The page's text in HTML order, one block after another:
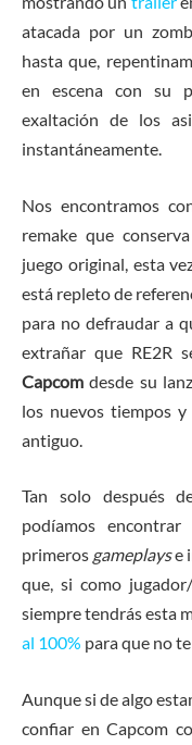
atacada por un
hasta que,
en escena con su
exaltación de los
instantáneamente.
Nos encontramos
remake que
juego original, esta
está repleto de
para no defraudar a
extrañar que RE2R
Capcom desde su
los nuevos tiempos
antiguo.
Tan solo después
podíamos
primeros gameplayse
que, si como
siempre tendrás esta
al 100% para que no
Aunque si de algo
confiar en Capcom